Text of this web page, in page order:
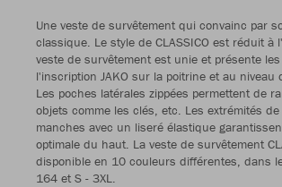
Une veste de survêtement qui convainc par
classique. Le style de CLASSICO est réduit à
veste de survêtement est unie et présente les
l'inscription JAKO sur la poitrine et au niveau
Les poches latérales zippées permettent de
objets comme les clés, etc. Les extrémités
manches avec un liseré élastique
optimale du haut. La veste de survêtement
disponible en 10 couleurs différentes, dans
164 et S - 3XL.